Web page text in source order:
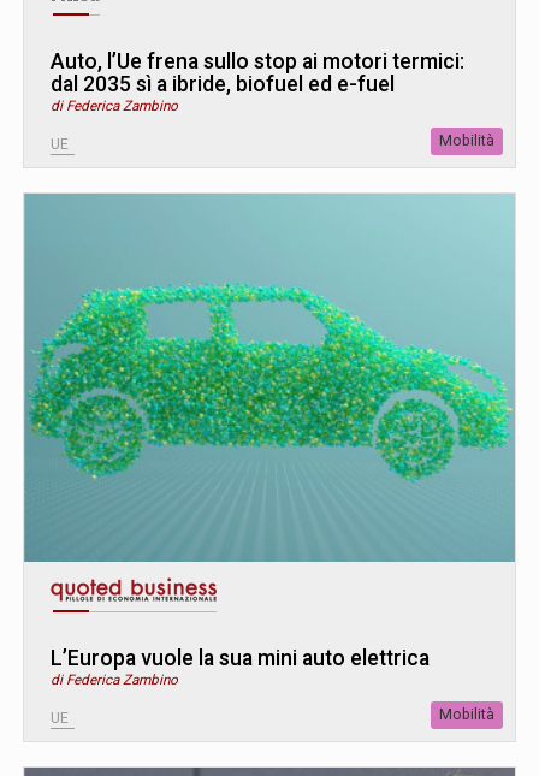
Auto, l’Ue frena sullo stop ai motori termici:
dal 2035 sì a ibride, biofuel ed e-fuel
di Federica Zambino
UE Mobilità
L’Europa vuole la sua mini auto elettrica
di Federica Zambino
UE Mobilità